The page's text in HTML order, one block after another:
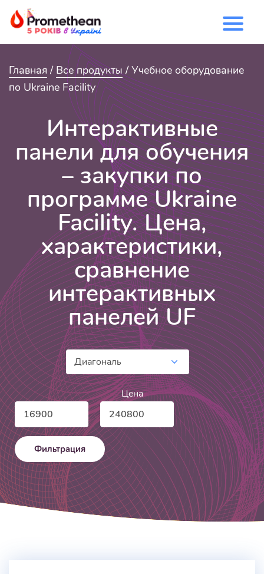
Главная / Все продукты / Учебное оборудование
по Ukraine Facility
Интерактивные
панели для обучения
– закупки по
программе Ukraine
Facility. Цена,
характеристики,
сравнение
интерактивных
панелей UF
Цена
Минимальная
цена
Максимальная
цена
Фильтрация